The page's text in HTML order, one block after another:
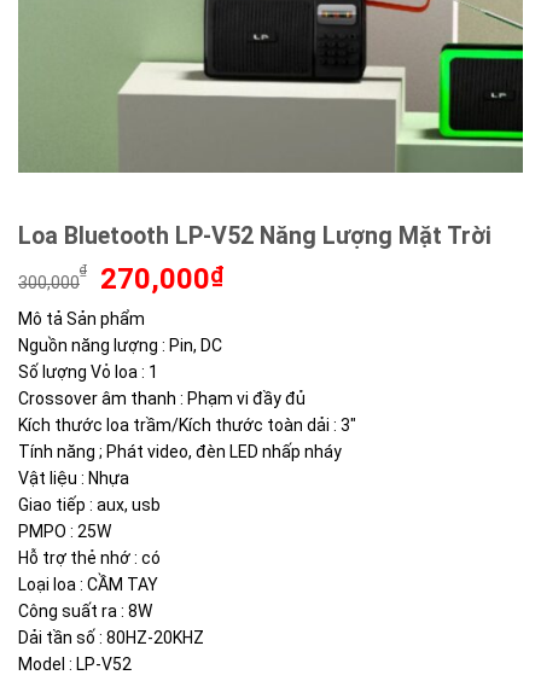
Loa Bluetooth LP-V52 Năng Lượng Mặt Trời
300,000
₫
Giá
là:
300,000₫.
270,000₫Giá
Mô tả Sản phẩm
Nguồn năng lượng : Pin, DC
Số lượng Vỏ loa : 1
Crossover âm thanh : Phạm vi đầy đủ
Kích thước loa trầm/Kích thước toàn dải : 3″
Tính năng ; Phát video, đèn LED nhấp nháy
Vật liệu : Nhựa
Giao tiếp : aux, usb
PMPO : 25W
Hỗ trợ thẻ nhớ : có
Loại loa : CẦM TAY
Công suất ra : 8W
Dải tần số : 80HZ-20KHZ
Model : LP-V52